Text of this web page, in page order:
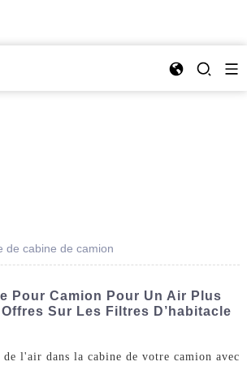
de cabine de camion
Pour Camion Pour Un Air Plus
Sur Les Filtres D’habitacle
l'air dans la cabine de votre camion avec